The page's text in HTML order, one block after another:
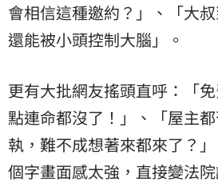
會相信這種邀約？」、「大
還能被小頭控制大腦」。
更有大批網友搖頭直呼：「
點連命都沒了！」、「屋主
執，難不成想著來都來了？
個字畫面感太強，直接變法